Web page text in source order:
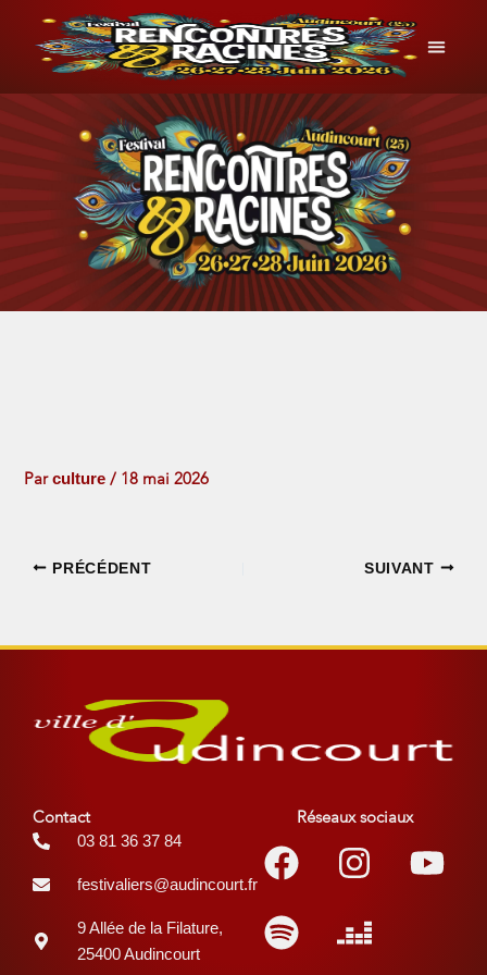
contenu
Parculture/ 18 mai 2026
PRÉCÉDENT SUIVANT
Contact
03 81 36 37 84
festivaliers@audincourt.fr
9 Allée de la Filature,
25400 Audincourt
Réseaux sociaux
Facebook
SpotifyDeezer